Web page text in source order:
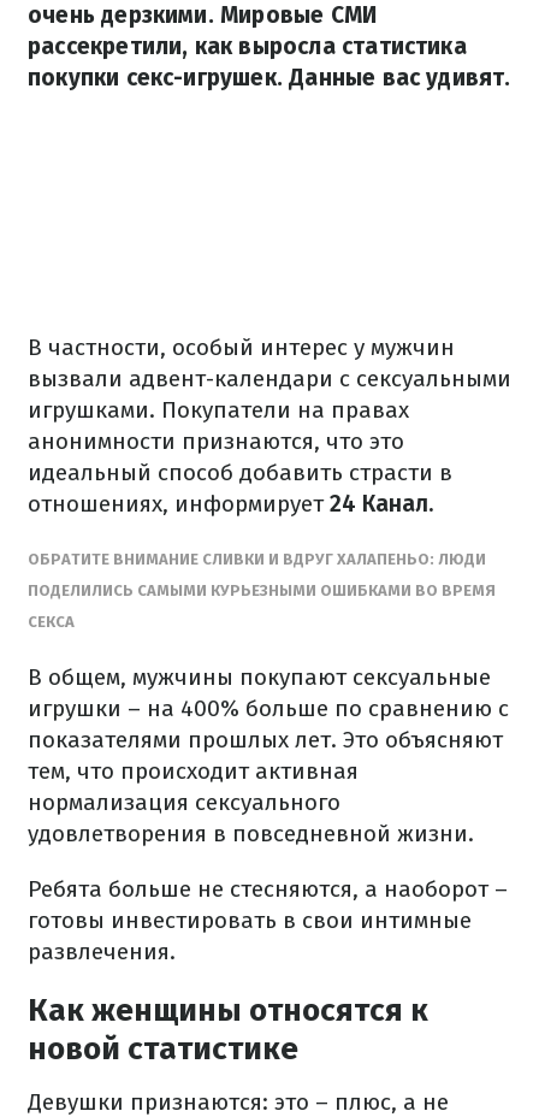
очень дерзкими. Мировые СМИ
рассекретили, как выросла статистика
покупки секс-игрушек. Данные вас удивят.
В частности, особый интерес у мужчин
вызвали адвент-календари с сексуальными
игрушками. Покупатели на правах
анонимности признаются, что это
идеальный способ добавить страсти в
отношениях, информирует24 Канал.
ОБРАТИТЕ ВНИМАНИЕ СЛИВКИ И ВДРУГ ХАЛАПЕНЬО: ЛЮДИ
ПОДЕЛИЛИСЬ САМЫМИ КУРЬЕЗНЫМИ ОШИБКАМИ ВО ВРЕМЯ
СЕКСА
В общем, мужчины покупают сексуальные
игрушки – на 400% больше по сравнению с
показателями прошлых лет. Это объясняют
тем, что происходит активная
нормализация сексуального
удовлетворения в повседневной жизни.
Ребята больше не стесняются, а наоборот –
готовы инвестировать в свои интимные
развлечения.
Как женщины относятся к
новой статистике
Девушки признаются: это – плюс, а не